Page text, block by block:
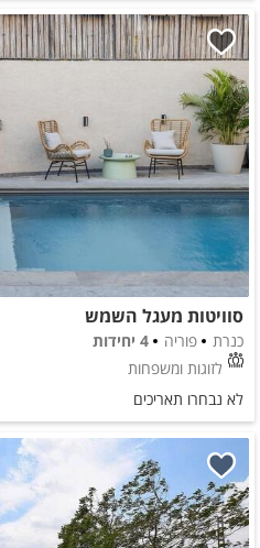
סוויטות מעגל השמש
כנרת פוריה
4 יחידות
לזוגות ומשפחות
לא נבחרו תאריכים